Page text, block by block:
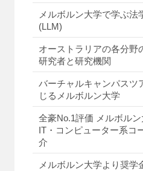
メルボルン大学で学ぶ法
(LLM)
オーストラリアの各分野
研究者と研究機関
バーチャルキャンパスツ
じるメルボルン大学
全豪No.1評価 メルボルン
IT・コンピューター系コ
介
メルボルン大学より奨学